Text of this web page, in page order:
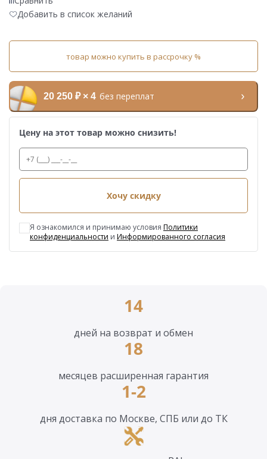
Добавить в список желаний
товар можно купить в рассрочку %
20 250 ₽ × 4 без переплат
Цену на этот товар можно снизить!
Хочу скидку
Я ознакомился и принимаю условия Политики
конфиденциальности и Информированного согласия
14
дней на возврат и обмен
18
месяцев расширенная гарантия
1-2
дня доставка по Москве, СПБ или до ТК